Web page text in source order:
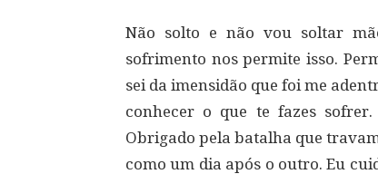
Não solto e não vou soltar
sofrimento nos permite isso.
sei da imensidão que foi me
conhecer o que te fazes
Obrigado pela batalha que
como um dia após o outro. Eu